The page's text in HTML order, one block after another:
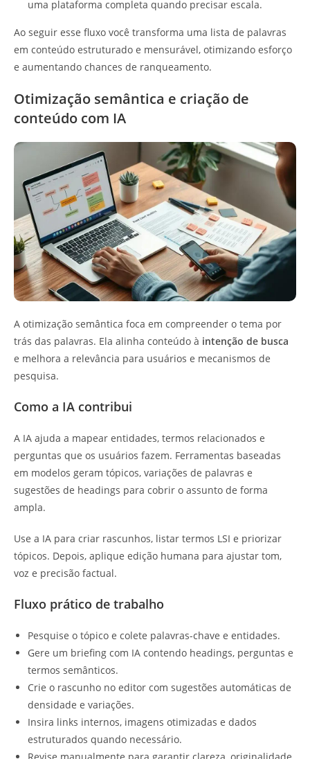
uma plataforma completa quando precisar escala.
Ao seguir esse fluxo você transforma uma lista de palavras
em conteúdo estruturado e mensurável, otimizando esforço
e aumentando chances de ranqueamento.
Otimização semântica e criação de
conteúdo com IA
A otimização semântica foca em compreender o tema por
trás das palavras. Ela alinha conteúdo à intenção de busca
e melhora a relevância para usuários e mecanismos de
pesquisa.
Como a IA contribui
A IA ajuda a mapear entidades, termos relacionados e
perguntas que os usuários fazem. Ferramentas baseadas
em modelos geram tópicos, variações de palavras e
sugestões de headings para cobrir o assunto de forma
ampla.
Use a IA para criar rascunhos, listar termos LSI e priorizar
tópicos. Depois, aplique edição humana para ajustar tom,
voz e precisão factual.
Fluxo prático de trabalho
Pesquise o tópico e colete palavras-chave e entidades.
Gere um briefing com IA contendo headings, perguntas e
termos semânticos.
Crie o rascunho no editor com sugestões automáticas de
densidade e variações.
Insira links internos, imagens otimizadas e dados
estruturados quando necessário.
Revise manualmente para garantir clareza, originalidade